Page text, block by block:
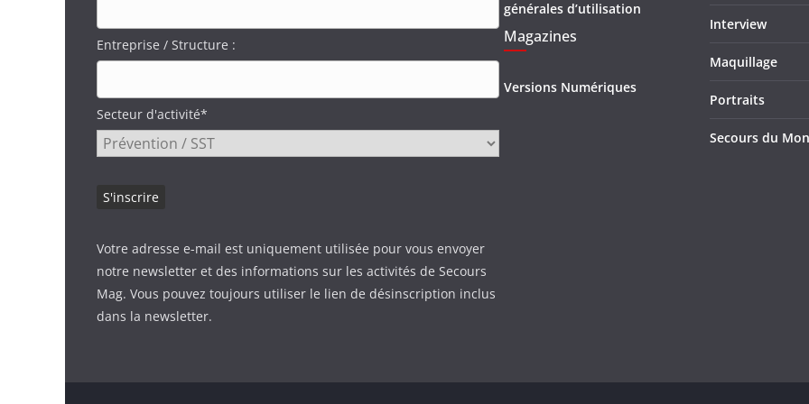
Entreprise / Structure :
Secteur d'activité*
Votre adresse e-mail est uniquement utilisée pour vous envoyer
notre newsletter et des informations sur les activités de Secours
Mag. Vous pouvez toujours utiliser le lien de désinscription inclus
dans la newsletter.
générales d’utilisation
Magazines
Versions Numériques
Interview
Maquillage
Portraits
Secours du